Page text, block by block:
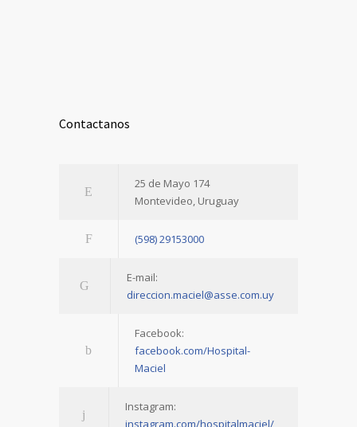
Contactanos
25 de Mayo 174
Montevideo, Uruguay
(598) 29153000
E-mail:
direccion.maciel@asse.com.uy
Facebook:
facebook.com/Hospital-
Maciel
Instagram:
instagram.com/hospitalmaciel/